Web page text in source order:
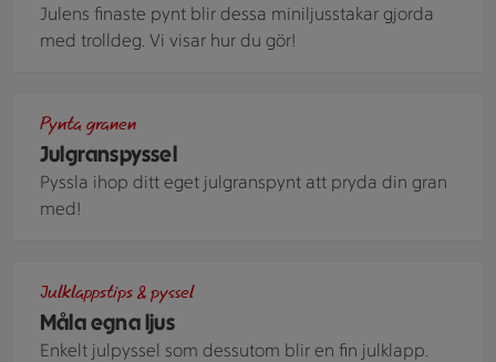
Julens finaste pynt blir dessa miniljusstakar gjorda
med trolldeg. Vi visar hur du gör!
Julgranspyssel
Pynta granen
Pyssla ihop ditt eget julgranspynt att pryda din gran
med!
Måla egna ljus
Julklappstips & pyssel
Enkelt julpyssel som dessutom blir en fin julklapp.